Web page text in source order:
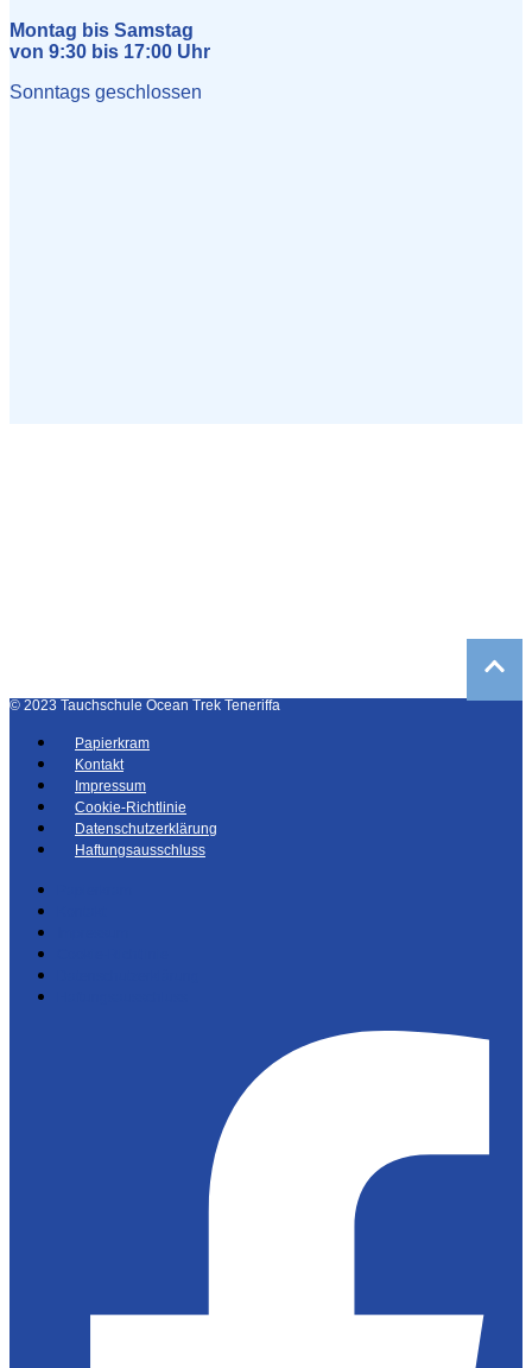
Montag bis Samstag
von 9:30 bis 17:00 Uhr
Sonntags geschlossen
© 2023 Tauchschule Ocean Trek Teneriffa
Papierkram
Kontakt
Impressum
Cookie-Richtlinie
Datenschutzerklärung
Haftungsausschluss